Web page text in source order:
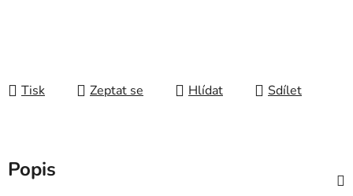
Tisk Zeptat se Hlídat Sdílet
Popis